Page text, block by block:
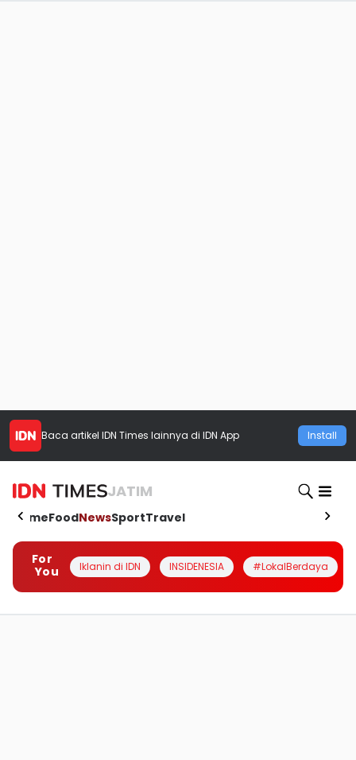
Baca artikel IDN Times lainnya di IDN App Install
JATIM
HomeFoodNewsSportTravel
For
You
Iklanin di IDN INSIDENESIA #LokalBerdaya